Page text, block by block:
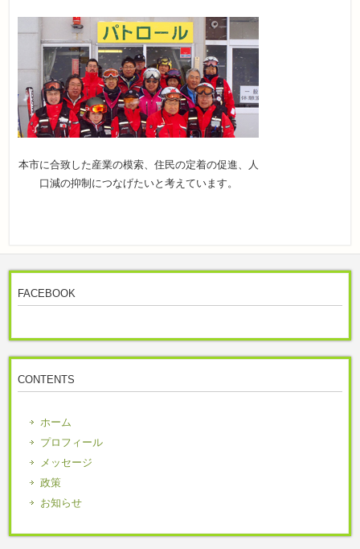
本市に合致した産業の模索、住民の定着の促進、人
口減の抑制につなげたいと考えています。
FACEBOOK
CONTENTS
ホーム
プロフィール
メッセージ
政策
お知らせ